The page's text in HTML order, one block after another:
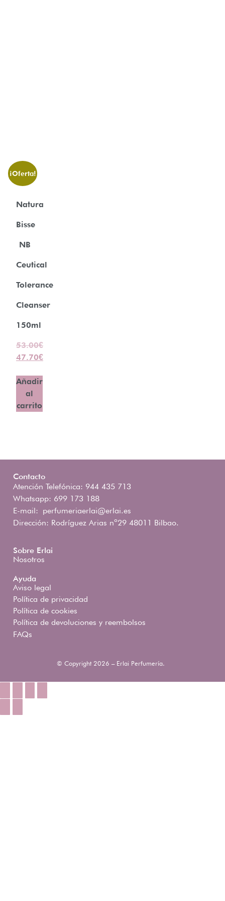
¡Oferta!
Natura
Bisse
NB
Ceutical
Tolerance
Cleanser
150ml
53.00€
47.70€
Añadir
al
carrito
Contacto
Atención Telefónica: 944 435 713
Whatsapp: 699 173 188
E-mail: perfumeriaerlai@erlai.es
Dirección: Rodríguez Arias nº29 48011 Bilbao.
Sobre Erlai
Nosotros
Ayuda
Aviso legal
Política de privacidad
Política de cookies
Política de devoluciones y reembolsos
FAQs
© Copyright 2026 – Erlai Perfumería.